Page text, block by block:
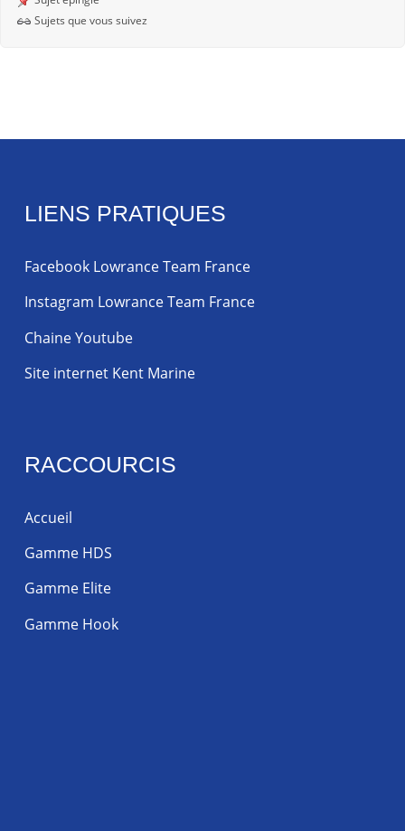
Sujets que vous suivez
LIENS PRATIQUES
Facebook Lowrance Team France
Instagram Lowrance Team France
Chaine Youtube
Site internet Kent Marine
RACCOURCIS
Accueil
Gamme HDS
Gamme Elite
Gamme Hook